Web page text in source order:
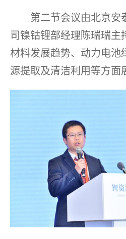
第二节会议由北京安
司镍钴锂部经理陈瑞瑞主
材料发展趋势、动力电池
源提取及清洁利用等方面